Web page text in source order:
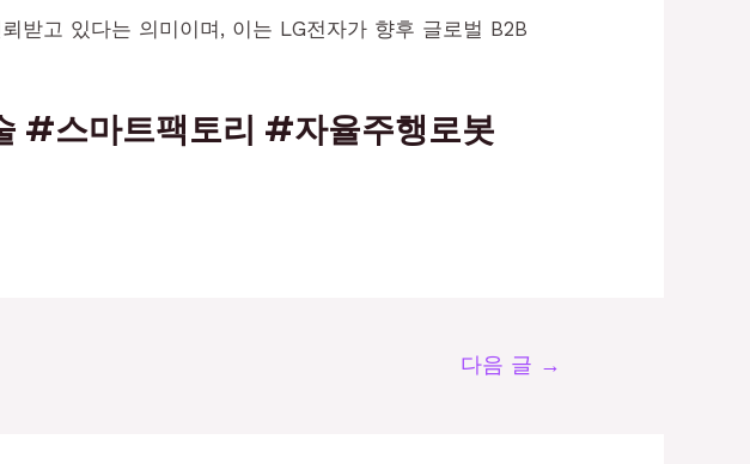
받고 있다는 의미이며, 이는 LG전자가 향후 글로벌 B2B
#스마트팩토리 #자율주행로봇
다음 글 →